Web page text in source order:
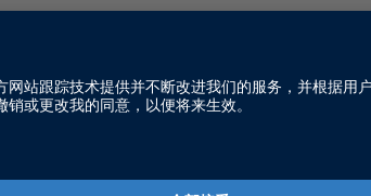
联系我们